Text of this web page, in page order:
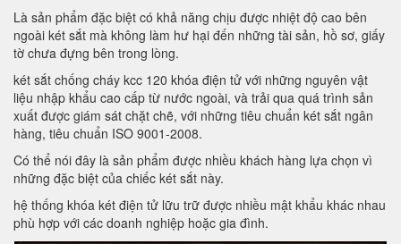
Là sản phẩm đặc biệt có khả năng chịu được nhiệt độ cao bên
ngoài két sắt mà không làm hư hại đến những tài sản, hồ sơ, giấy
tờ chưa đựng bên trong lòng.
két sắt chống cháy kcc 120 khóa điện tử với những nguyên vật
liệu nhập khẩu cao cấp từ nước ngoài, và trải qua quá trình sản
xuất được giám sát chặt chẽ, với những tiêu chuẩn két sắt ngân
hàng, tiêu chuẩn ISO 9001-2008.
Có thể nói đây là sản phẩm được nhiều khách hàng lựa chọn vì
những đặc biệt của chiếc két sắt này.
hệ thống khóa két điện tử lữu trữ được nhiều mật khẩu khác nhau
phù hợp với các doanh nghiệp hoặc gia đình.